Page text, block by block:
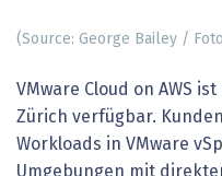
(Source: George Bailey /
VMware Cloud on AWS
Zürich verfügbar.
Workloads in VMware
Umgebungen mit